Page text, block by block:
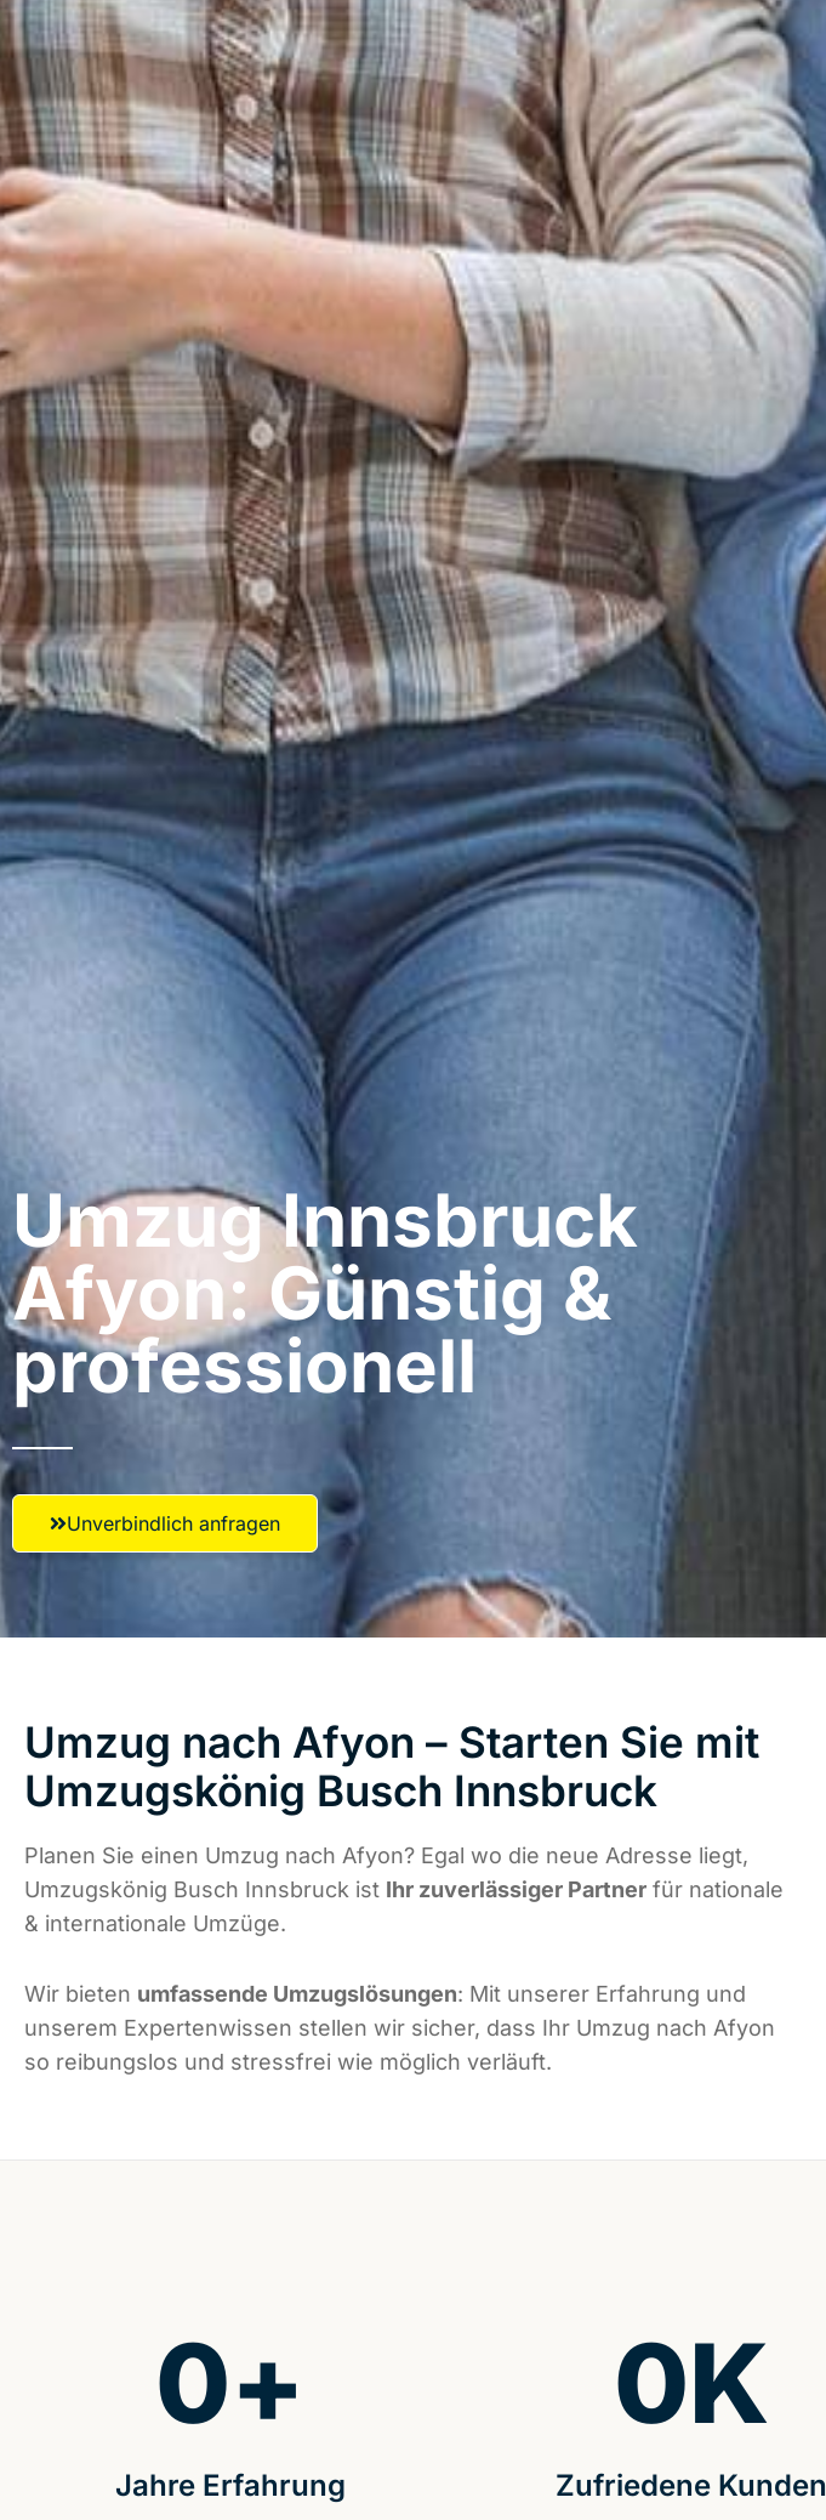
Umzug Innsbruck​
Afyon: Günstig &
professionell​
Unverbindlich anfragen
Umzug nach Afyon – Starten Sie mit
Umzugskönig Busch Innsbruck
Planen Sie einen Umzug nach Afyon? Egal wo die neue Adresse liegt,
Umzugskönig Busch Innsbruck ist Ihr zuverlässiger Partner für nationale
& internationale Umzüge.
Wir bieten umfassende Umzugslösungen: Mit unserer Erfahrung und
unserem Expertenwissen stellen wir sicher, dass Ihr Umzug nach Afyon
so reibungslos und stressfrei wie möglich verläuft.
Jahre Erfahrung
0+
Zufriedene Kunden
0K